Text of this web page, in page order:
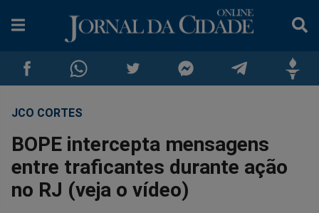
Compartilhar
no
Facebook
Compartilhar
no
Whatsapp
no
Twitter
no
Messenger
no
JCO CORTES
BOPE intercepta mensagens
entre traficantes durante ação
no RJ (veja o vídeo)